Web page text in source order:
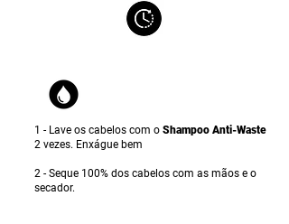
1 - Lave os cabelos com o Shampoo Anti-Waste
2 vezes. Enxágue bem
2 - Seque 100% dos cabelos com as mãos e o
secador.